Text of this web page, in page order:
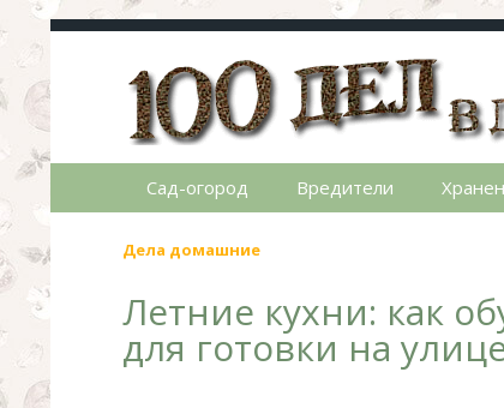
100 дел в доме
Полезные хитрости для легкой
Сад-огород Вредители
Дела домашние
Летние кухни: как
для готовки на